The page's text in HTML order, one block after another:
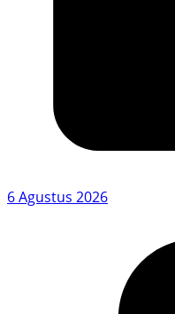
6 Agustus 2026